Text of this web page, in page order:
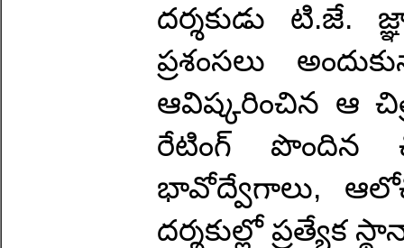
దర్శకుడు టి.జే.
ప్రశంసలు
ఆవిష్కరించిన ఆ
రేటింగ్ పొందిన
భావోద్వేగాలు,
దర్శకుల్లో ప్రత్యేక